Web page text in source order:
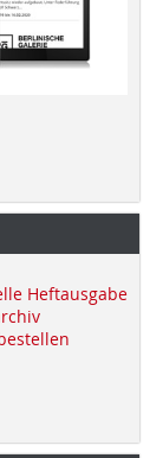
Heftausgabe